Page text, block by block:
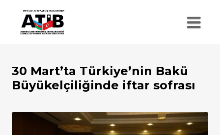
30 Mart’ta Türkiye’nin Bakü
Büyükelçiliğinde iftar sofrası